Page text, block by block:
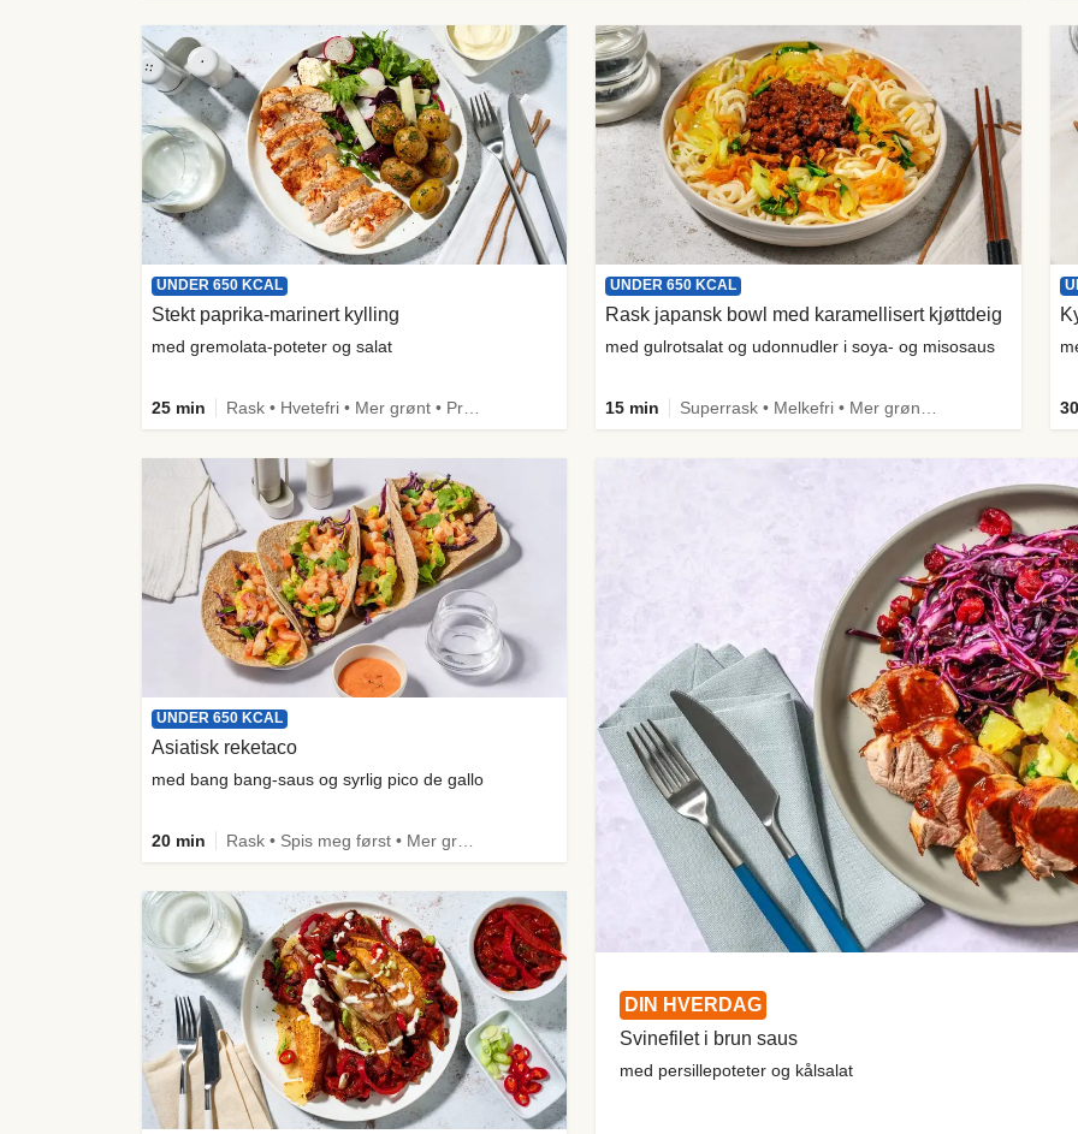
DIN HVERDAG
Svinefilet i brun saus
med persillepoteter og kålsalat
UNDER 650 KCAL
Stekt paprika-marinert kylling
med gremolata-poteter og salat
25 min
UNDER 650 KCAL
Rask japansk bowl med karamellisert kjøttdeig
med gulrotsalat og udonnudler i soya- og misosaus
15 min
UNDER 650 KCAL
Asiatisk reketaco
med bang bang-saus og syrlig pico de gallo
20 min